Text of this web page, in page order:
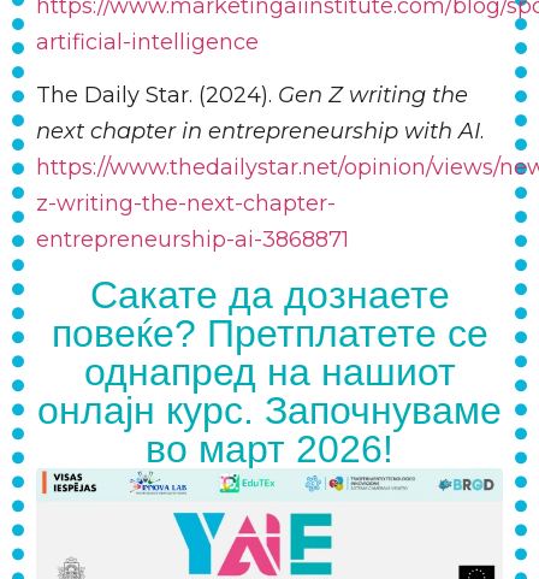
https://www.marketingaiinstitute.com/blog/
artificial-intelligence
The Daily Star. (2024). Gen Z writing the
next chapter in entrepreneurship with AI.
https://www.thedailystar.net/opinion/views/
z-writing-the-next-chapter-
entrepreneurship-ai-3868871
Сакате да дознаете
повеќе? Претплатете се
однапред на нашиот
онлајн курс. Започнуваме
во март 2026!